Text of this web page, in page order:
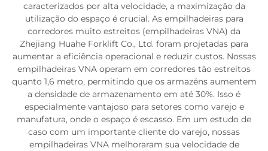
caracterizados por alta velocidade, a maximização da
utilização do espaço é crucial. As empilhadeiras para
corredores muito estreitos (empilhadeiras VNA) da
Zhejiang Huahe Forklift Co., Ltd. foram projetadas para
aumentar a eficiência operacional e reduzir custos. Nossas
empilhadeiras VNA operam em corredores tão estreitos
quanto 1,6 metro, permitindo que os armazéns aumentem
a densidade de armazenamento em até 30%. Isso é
especialmente vantajoso para setores como varejo e
manufatura, onde o espaço é escasso. Em um estudo de
caso com um importante cliente do varejo, nossas
empilhadeiras VNA melhoraram sua velocidade de